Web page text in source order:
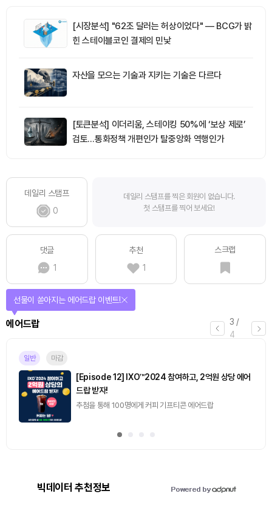
[시장분석] "62조 달러는 허상이었다" — BCG가 밝
힌 스테이블코인 결제의 민낯
자산을 모으는 기술과 지키는 기술은 다르다
[토큰분석] 이더리움, 스테이킹 50%에 ‘보상 제로’
검토…통화정책 개편인가 탈중앙화 역행인가
데일리 스탬프
0
데일리 스탬프를 찍은 회원이 없습니다.
첫 스탬프를 찍어 보세요!
댓글
1
추천
1
스크랩
3 /
4
에어드랍
선물이 쏟아지는 에어드랍 이벤트!
일반 마감
[Episode 12] IXO™2024 참여하고, 2억원 상당 에어
드랍 받자!
추첨을 통해 100명에게 커피 기프티콘 에어드랍
빅데이터 추천정보